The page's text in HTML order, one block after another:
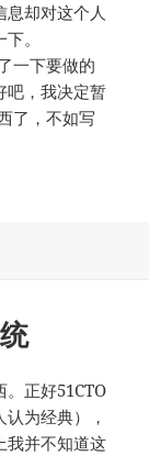
息却对这个人
。
一下要做的
吧，我决定暂
了，不如写
正好51CTO
为经典），
我并不知道这